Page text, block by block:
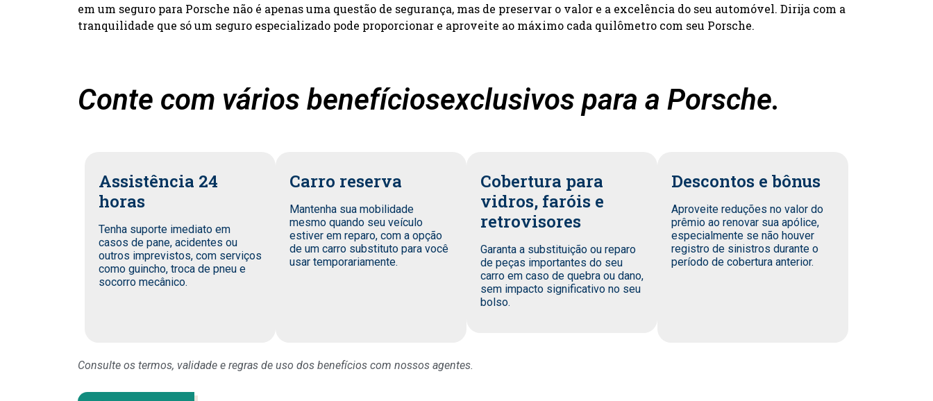
em um seguro para Porsche não é apenas uma questão de segurança, mas de preservar o valor e a excelência do seu automóvel. Dirija com a
tranquilidade que só um seguro especializado pode proporcionar e aproveite ao máximo cada quilômetro com seu Porsche.
Conte com vários benefíciosexclusivos para a Porsche.
Assistência 24
horas
Tenha suporte imediato em
casos de pane, acidentes ou
outros imprevistos, com serviços
como guincho, troca de pneu e
socorro mecânico.
Carro reserva
Mantenha sua mobilidade
mesmo quando seu veículo
estiver em reparo, com a opção
de um carro substituto para você
usar temporariamente.
Cobertura para
vidros, faróis e
retrovisores
Garanta a substituição ou reparo
de peças importantes do seu
carro em caso de quebra ou dano,
sem impacto significativo no seu
bolso.
Descontos e bônus
Aproveite reduções no valor do
prêmio ao renovar sua apólice,
especialmente se não houver
registro de sinistros durante o
período de cobertura anterior.
Consulte os termos, validade e regras de uso dos benefícios com nossos agentes.